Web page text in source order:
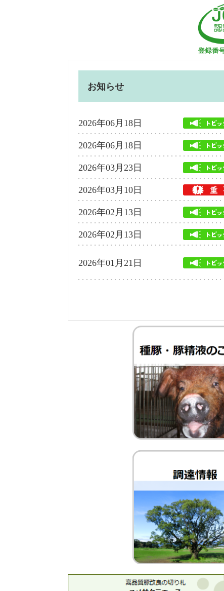
お知らせ
2026年06月18日
2026年06月18日
2026年03月23日
2026年03月10日
2026年02月13日
2026年02月13日
2026年01月21日